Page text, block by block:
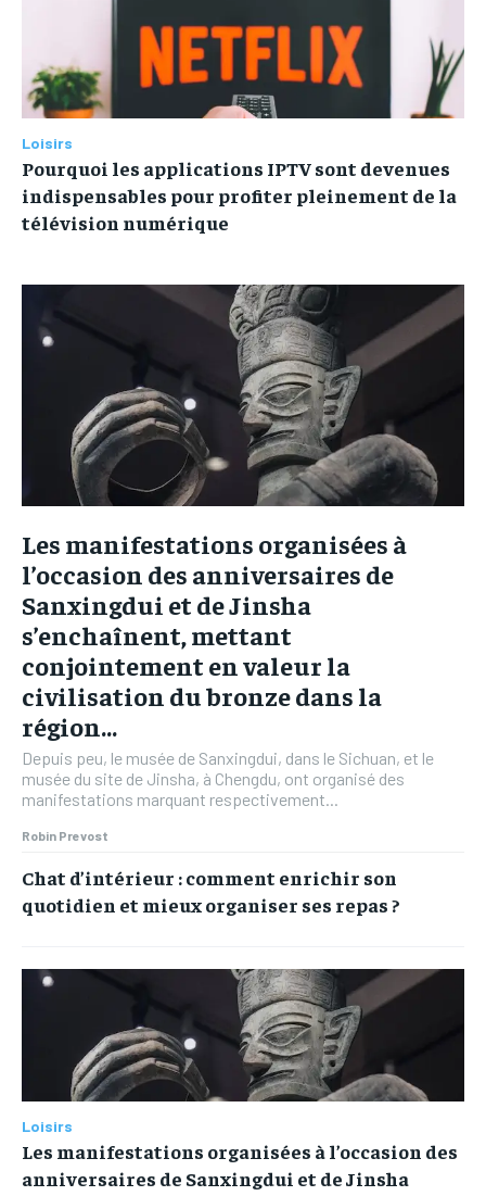
Loisirs
Pourquoi les applications IPTV sont devenues
indispensables pour profiter pleinement de la
télévision numérique
Les manifestations organisées à
l’occasion des anniversaires de
Sanxingdui et de Jinsha
s’enchaînent, mettant
conjointement en valeur la
civilisation du bronze dans la
région...
Depuis peu, le musée de Sanxingdui, dans le Sichuan, et le
musée du site de Jinsha, à Chengdu, ont organisé des
manifestations marquant respectivement...
Robin Prevost
Chat d’intérieur : comment enrichir son
quotidien et mieux organiser ses repas ?
Loisirs
Les manifestations organisées à l’occasion des
anniversaires de Sanxingdui et de Jinsha